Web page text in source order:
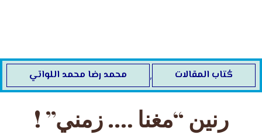
كُتاب المقالات , محمد رضا محمد اللواتي
رنين “مغنا …. زمني” !